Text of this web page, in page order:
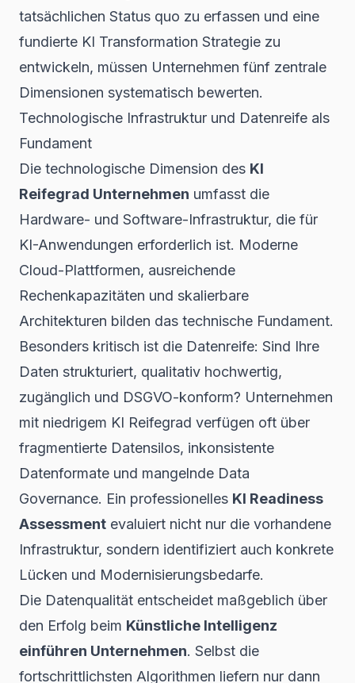
tatsächlichen Status quo zu erfassen und eine
fundierte KI Transformation Strategie zu
entwickeln, müssen Unternehmen fünf zentrale
Dimensionen systematisch bewerten.
Technologische Infrastruktur und Datenreife als
Fundament
Die technologische Dimension des KI
Reifegrad Unternehmen umfasst die
Hardware- und Software-Infrastruktur, die für
KI-Anwendungen erforderlich ist. Moderne
Cloud-Plattformen, ausreichende
Rechenkapazitäten und skalierbare
Architekturen bilden das technische Fundament.
Besonders kritisch ist die Datenreife: Sind Ihre
Daten strukturiert, qualitativ hochwertig,
zugänglich und DSGVO-konform? Unternehmen
mit niedrigem KI Reifegrad verfügen oft über
fragmentierte Datensilos, inkonsistente
Datenformate und mangelnde Data
Governance. Ein professionelles KI Readiness
Assessment evaluiert nicht nur die vorhandene
Infrastruktur, sondern identifiziert auch konkrete
Lücken und Modernisierungsbedarfe.
Die Datenqualität entscheidet maßgeblich über
den Erfolg beim Künstliche Intelligenz
einführen Unternehmen. Selbst die
fortschrittlichsten Algorithmen liefern nur dann